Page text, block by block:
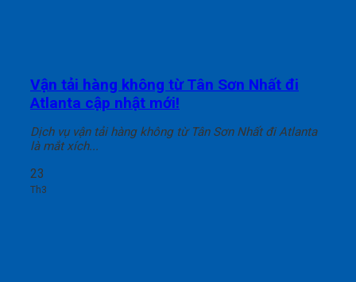
Vận tải hàng không từ Tân Sơn Nhất đi
Atlanta cập nhật mới!
Dịch vụ vận tải hàng không từ Tân Sơn Nhất đi Atlanta
là mắt xích...
23
Th3